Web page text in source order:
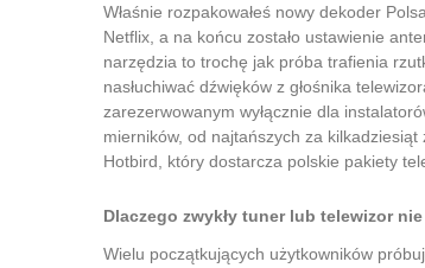
Właśnie rozpakowałeś nowy dekoder
Netflix, a na końcu zostało ustawienie
narzędzia to trochę jak próba trafienia
nasłuchiwać dźwięków z głośnika
zarezerwowanym wyłącznie dla
mierników, od najtańszych za
Hotbird, który dostarcza polskie pakiety
Dlaczego zwykły tuner lub telewizor
Wielu początkujących użytkowników